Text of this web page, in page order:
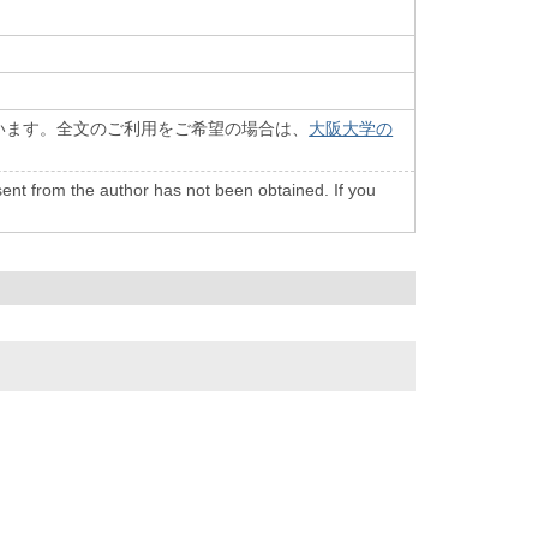
す。全文のご利用をご希望の場合は、 大阪大学の
from the author has not been obtained. If you